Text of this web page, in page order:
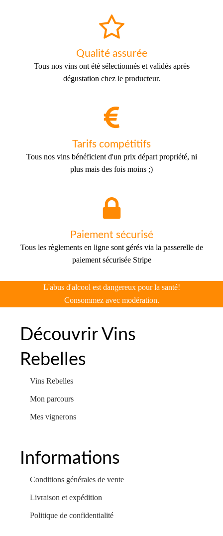
Qualité assurée
Tous nos vins ont été sélectionnés et validés après
dégustation chez le producteur.
Tarifs compétitifs
Tous nos vins bénéficient d'un prix départ propriété, ni
plus mais des fois moins ;)
Paiement sécurisé
Tous les règlements en ligne sont gérés via la passerelle de
paiement sécurisée Stripe
L'abus d'alcool est dangereux pour la santé!
Consommez avec modération.
Découvrir Vins
Rebelles
Vins Rebelles
Mon parcours
Mes vignerons
Informations
Conditions générales de vente
Livraison et expédition
Politique de confidentialité